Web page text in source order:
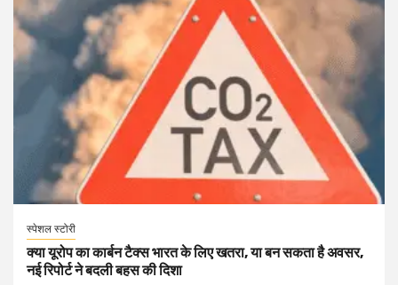
स्पेशल स्टोरी
क्या यूरोप का कार्बन टैक्स भारत के लिए खतरा, या बन सकता है अवसर,
नई रिपोर्ट ने बदली बहस की दिशा